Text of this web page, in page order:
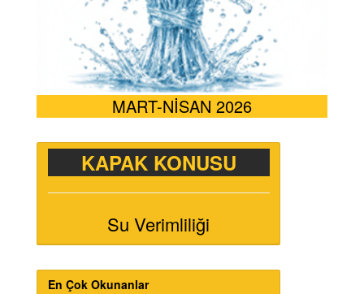
MART-NİSAN 2026
KAPAK KONUSU
Su Verimliliği
En Çok Okunanlar